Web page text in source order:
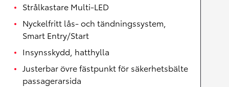
Strålkastare Multi-LED
Nyckelfritt lås- och tändningssystem,
Smart Entry/Start
Insynsskydd, hatthylla
Justerbar övre fästpunkt för säkerhetsbälte
passagerarsida